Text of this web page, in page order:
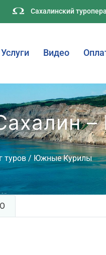
Сахалинский
Услуги Видео
туров/Южные Курилы